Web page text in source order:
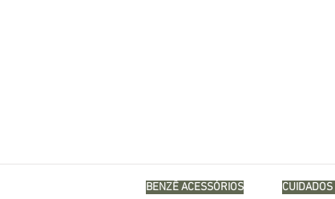
BENZÊ ACESSÓRIOS